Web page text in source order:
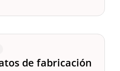
de fabricación